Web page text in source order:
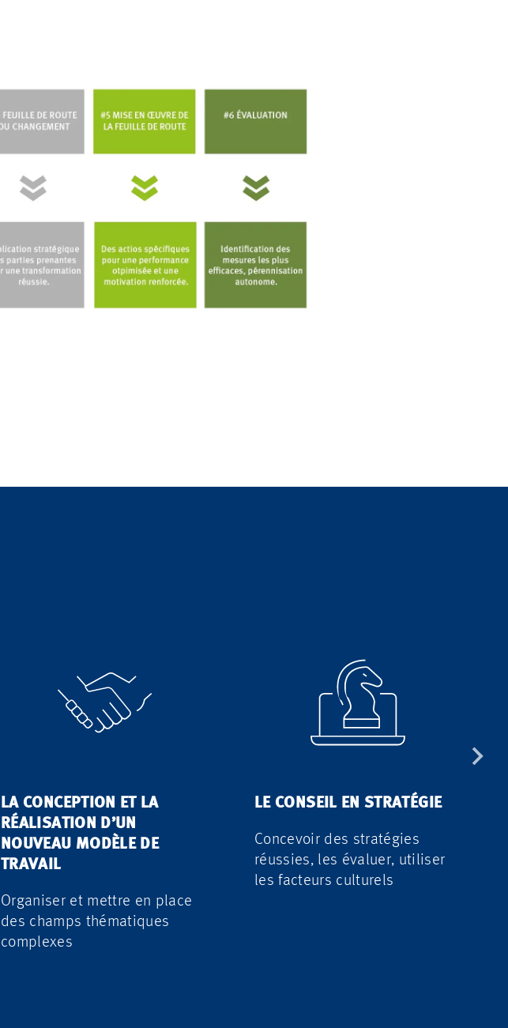
LA CONCEPTION ET LA
RÉALISATION D’UN
NOUVEAU MODÈLE DE
TRAVAIL
Organiser et mettre en place
des champs thématiques
complexes
LE CONSEIL EN STRATÉGIE
Concevoir des stratégies
réussies, les évaluer, utiliser
les facteurs culturels